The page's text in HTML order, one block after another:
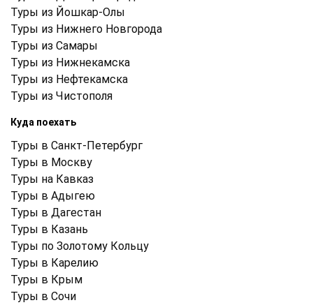
Туры из Йошкар-Олы
Туры из Нижнего Новгорода
Туры из Самары
Туры из Нижнекамска
Туры из Нефтекамска
Туры из Чистополя
Куда поехать
Туры в Санкт-Петербург
Туры в Москву
Туры на Кавказ
Туры в Адыгею
Туры в Дагестан
Туры в Казань
Туры по Золотому Кольцу
Туры в Карелию
Туры в Крым
Туры в Cочи